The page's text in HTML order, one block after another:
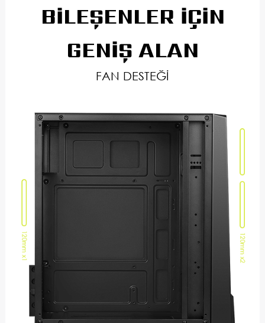
BİLEŞENLER İÇİN
GENİŞ ALAN
FAN DESTEĞİ